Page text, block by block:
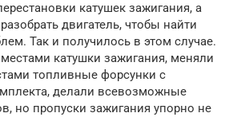
катушек зажигания, а
двигатель, чтобы найти
Так и получилось в этом случае.
катушки зажигания, меняли
топливные форсунки с
делали всевозможные
но пропуски зажигания упорно не